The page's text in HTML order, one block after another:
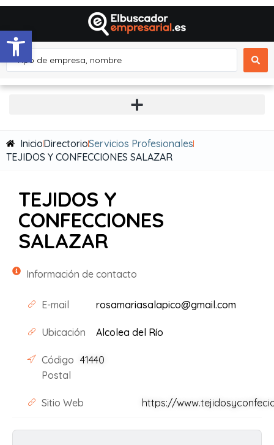
Abrir barra de herramientas
InicioDirectorioServicios Profesionales
TEJIDOS Y CONFECCIONES SALAZAR
TEJIDOS Y
CONFECCIONES
SALAZAR
Información de contacto
E-mail rosamariasalapico@gmail.com
Ubicación Alcolea del Río
Código
Postal
41440
Sitio Web https://